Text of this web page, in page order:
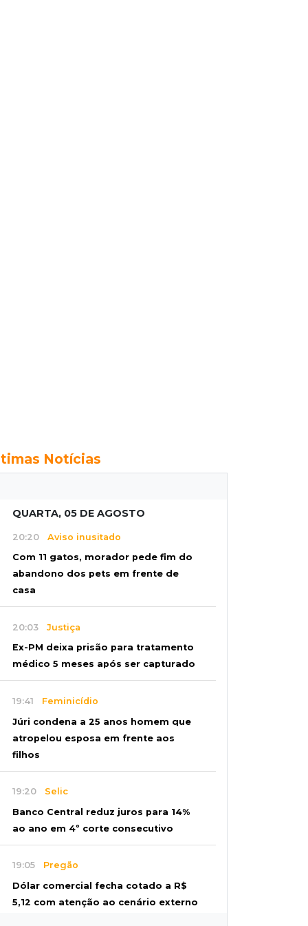
Notícias
QUARTA, 05 DE AGOSTO
20:20 Aviso inusitado
Com 11 gatos, morador pede fim do
abandono dos pets em frente de
casa
20:03 Justiça
Ex-PM deixa prisão para tratamento
médico 5 meses após ser capturado
19:41 Feminicídio
Júri condena a 25 anos homem que
atropelou esposa em frente aos
filhos
19:20 Selic
Banco Central reduz juros para 14%
ao ano em 4º corte consecutivo
19:05 Pregão
Dólar comercial fecha cotado a R$
5,12 com atenção ao cenário externo